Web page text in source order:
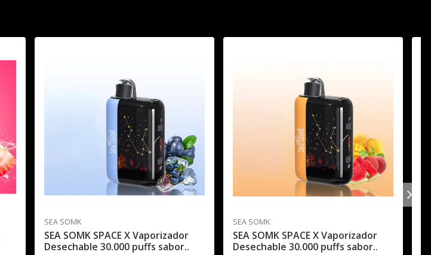
SEA SOMK
SEA SOMK SPACE X Vaporizador
Desechable 30.000 puffs sabor..
SEA SOMK
SEA SOMK SPACE X Vaporizador
Desechable 30.000 puffs sabor..